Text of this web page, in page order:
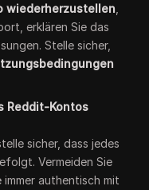
wiederherzustellen
erklären Sie das
Stelle sicher,
Reddit-Kontos
sicher, dass jedes
Vermeiden Sie
immer authentisch mit